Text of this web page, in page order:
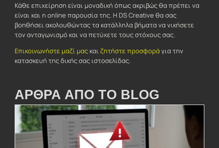
Κάθε επιχείρηση είναι μοναδική όπως ακριβώς θα πρέπει να
είναι και η online παρουσία της. Η DS Creative θα σας
βοηθήσει ακολουθώντας τα κατάλληλα βήματα να νικήσετε
τον ανταγωνισμό και να πετύχετε τους στόχους σας.
Επικοινωνήστε μαζί μας και ζητήστε προσφορά για την
κατασκευή της δικής σας ιστοσελίδας.
ΑΡΘΡΑ ΑΠΟ ΤΟ BLOG